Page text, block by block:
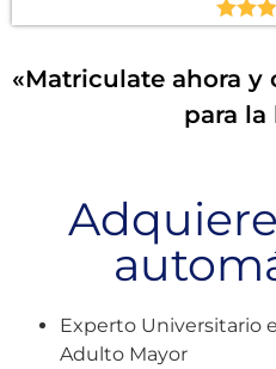
5
«Matriculate ahora
para la
Experto Universitario
Adulto Mayor